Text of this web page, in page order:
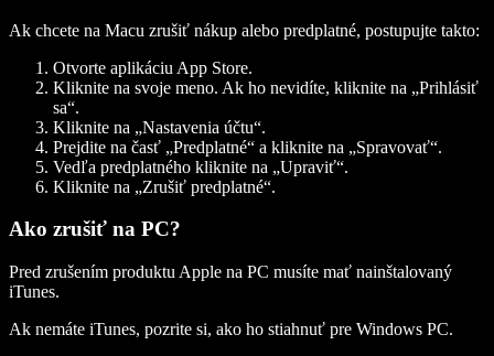
Ak chcete na Macu zrušiť nákup alebo predplatné, postupujte takto:
Otvorte aplikáciu App Store.
Kliknite na svoje meno. Ak ho nevidíte, kliknite na „Prihlásiť
sa“.
Kliknite na „Nastavenia účtu“.
Prejdite na časť „Predplatné“ a kliknite na „Spravovať“.
Vedľa predplatného kliknite na „Upraviť“.
Kliknite na „Zrušiť predplatné“.
Ako zrušiť na PC?
Pred zrušením produktu Apple na PC musíte mať nainštalovaný
iTunes.
Ak nemáte iTunes, pozrite si, ako ho stiahnuť pre Windows PC.